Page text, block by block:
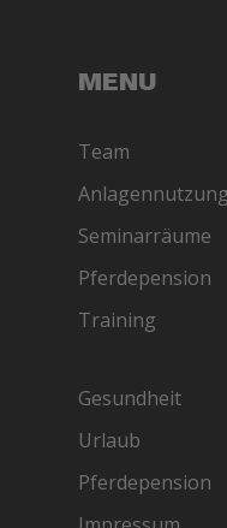
MENU
Team
Anlagennutzung
Seminarräume
Pferdepension
Training
Gesundheit
Urlaub
Pferdepension